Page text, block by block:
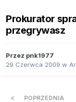
Prokurator
przegrywasz
Przez pnk1977
29 Czerwca 2009 w
POPRZEDNIA